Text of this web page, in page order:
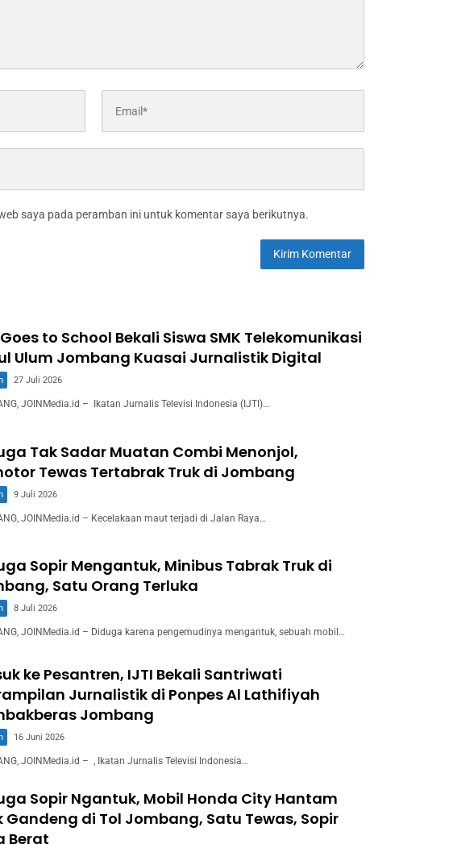
saya pada peramban ini untuk komentar saya berikutnya.
to School Bekali Siswa SMK Telekomunikasi
Ulum Jombang Kuasai Jurnalistik Digital
27 Juli 2026
JOINMedia.id – Ikatan Jurnalis Televisi Indonesia (IJTI)…
Tak Sadar Muatan Combi Menonjol,
Tewas Tertabrak Truk di Jombang
9 Juli 2026
JOINMedia.id – Kecelakaan maut terjadi di Jalan Raya…
Sopir Mengantuk, Minibus Tabrak Truk di
Satu Orang Terluka
8 Juli 2026
JOINMedia.id – Diduga karena pengemudinya mengantuk, sebuah mobil…
ke Pesantren, IJTI Bekali Santriwati
Jurnalistik di Ponpes Al Lathifiyah
Jombang
16 Juni 2026
JOINMedia.id – ​, Ikatan Jurnalis Televisi Indonesia…
Sopir Ngantuk, Mobil Honda City Hantam
Gandeng di Tol Jombang, Satu Tewas, Sopir
Berat